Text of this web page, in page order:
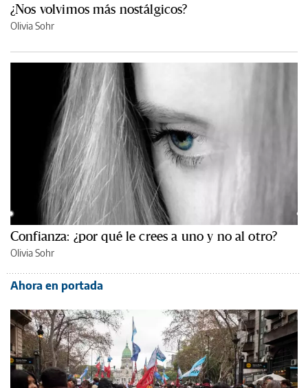
¿Nos volvimos más nostálgicos?
Olivia Sohr
Confianza: ¿por qué le crees a uno y no al otro?
Olivia Sohr
Ahora en portada